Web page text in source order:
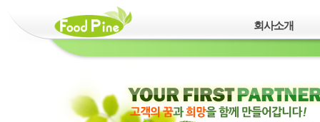
회사소개